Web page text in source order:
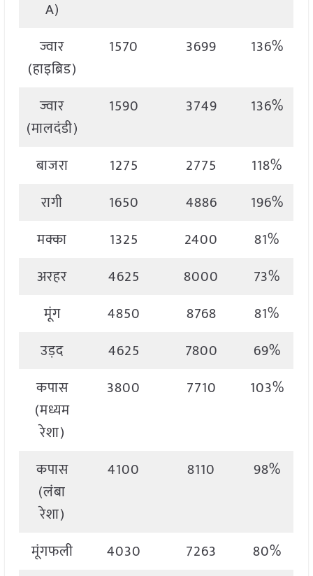
A)
ज्वार
(हाइब्रिड)
1570 3699 136%
ज्वार
(मालदंडी)
1590 3749 136%
बाजरा 1275 2775
118%
रागी
1650 4886
196%
मक्का
1325 2400
81%
अरहर
4625 8000
73%
मूंग
4850 8768
81%
उड़द
4625 7800
69%
कपास
(मध्यम
रेशा)
3800 7710 103%
कपास
(लंबा
रेशा)
4100 8110 98%
मूंगफली 4030 7263
80%